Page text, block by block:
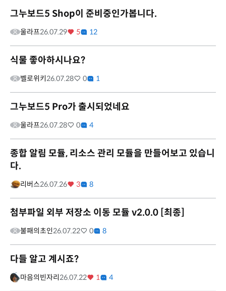
그누보드5 Shop이 준비중인가봅니다.
울라프26.07.29 5 12
식물 좋아하시나요?
벨로위키26.07.28 0 1
그누보드5 Pro가 출시되었네요
울라프26.07.28 0 4
종합 알림 모듈, 리소스 관리 모듈을 만들어보고 있습니
다.
리버스26.07.26 3 8
첨부파일 외부 저장소 이동 모듈 v2.0.0 [최종]
불패의초인26.07.22 0 8
다들 알고 계시죠?
마음의빈자리26.07.22 1 4